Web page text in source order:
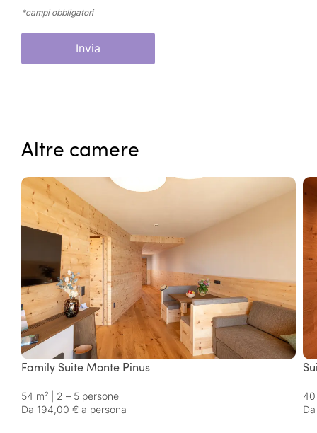
*campi obbligatori
Invia
Altre camere
Family Suite Monte Pinus
54 m²
2 – 5 persone
Da 194,00 € a persona
40